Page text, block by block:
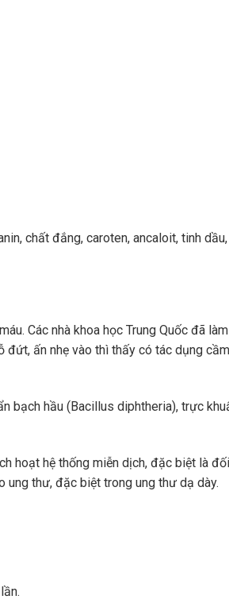
chất đắng, caroten, ancaloit, tinh dầu,
Các nhà khoa học Trung Quốc đã
ấn nhẹ vào thì thấy có tác dụng
bạch hầu (Bacillus diphtheria), trực
hoạt hệ thống miễn dịch, đặc biệt là
ung thư, đặc biệt trong ung thư dạ dày.